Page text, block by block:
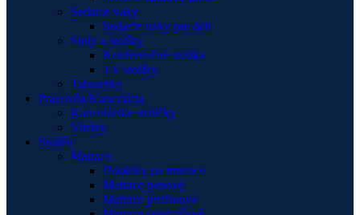
Sedacie vaky
Sedacie vaky pre deti
Stoly a stolíky
Konferenčné stolíky
TV stolíky
Taburetky
Pracovňa/Kancelária
Kancelárske stoličky
Vitríny
Spálňa
Matrace
Doplnky na matrace
Matrace penové
Matrace pružinové